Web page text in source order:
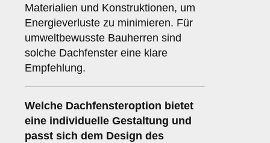
Materialien und Konstruktionen, um
Energieverluste zu minimieren. Für
umweltbewusste Bauherren sind
solche Dachfenster eine klare
Empfehlung.
Welche Dachfensteroption bietet
eine individuelle Gestaltung und
passt sich dem Design des